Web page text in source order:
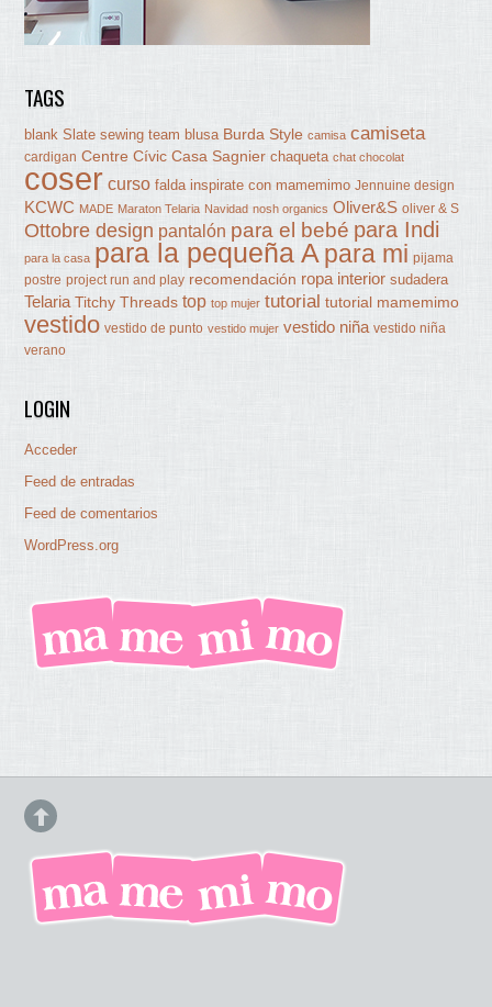
TAGS
blank Slate sewing team blusa Burda Style camisa camiseta
cardigan Centre Cívic Casa Sagnier chaqueta chat chocolat
coser curso falda inspirate con mamemimo Jennuine design
KCWC MADE Maraton Telaria Navidad nosh organics Oliver&S oliver & S
Ottobre design pantalón para el bebé para Indi
para la casa para la pequeña A para mi pijama
postre project run and play recomendación ropa interior sudadera
Telaria Titchy Threads top top mujer tutorial tutorial mamemimo
vestido vestido de punto vestido mujer vestido niña vestido niña
verano
LOGIN
Acceder
Feed de entradas
Feed de comentarios
WordPress.org